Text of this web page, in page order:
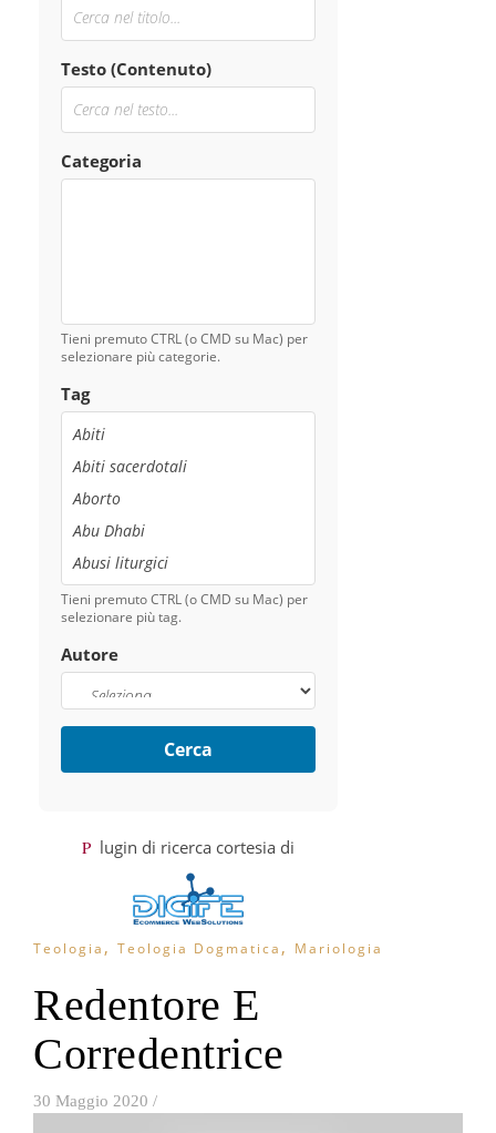
Testo (Contenuto)
Categoria
Tieni premuto CTRL (o CMD su Mac) per
selezionare più categorie.
Tag
Tieni premuto CTRL (o CMD su Mac) per
selezionare più tag.
Autore
Cerca
Plugin di ricerca cortesia di
Teologia , Teologia Dogmatica , Mariologia
Redentore E
Corredentrice
30 Maggio 2020 /